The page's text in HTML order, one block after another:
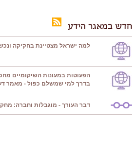
חדש במאגר הידע
למה ישראל מצטיינת בחקיקה
הפעוטות במעונות השיקומיים
בדרך למי שמשלם כפול - מאמר
דבר העורך - מוגבלות וחברה: